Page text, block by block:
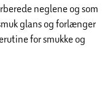
neglene og som
glans og forlænger
for smukke og